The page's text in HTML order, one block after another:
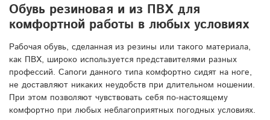
Обувь резиновая и из ПВХ для
комфортной работы в любых условиях
Рабочая обувь, сделанная из резины или такого материала,
как ПВХ, широко используется представителями разных
профессий. Сапоги данного типа комфортно сидят на ноге,
не доставляют никаких неудобств при длительном ношении.
При этом позволяют чувствовать себя по-настоящему
комфортно при любых неблагоприятных погодных условиях.